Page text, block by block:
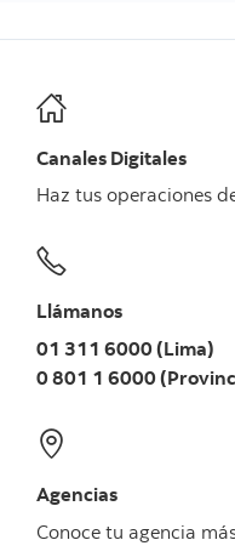
Mejor control
Canales Digitales
Haz tus operaciones
Llámanos
01 311 6000 (Lima)
0 801 1 6000
Agencias
Conoce tu agencia